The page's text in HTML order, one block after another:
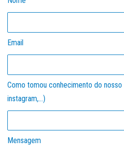
Email
Como tomou conhecimento do
instagram,...)
Mensagem